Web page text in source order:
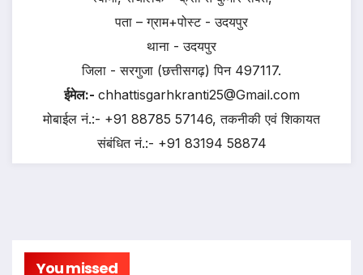
पता – ग्राम+पोस्ट - उदयपुर
थाना - उदयपुर
जिला - सरगुजा (छत्तीसगढ़) पिन 497117.
ईमेल:- chhattisgarhkranti25@Gmail.com
मोबाईल नं.:- +91 88785 57146, तकनीकी एवं शिकायत
संबंधित नं.:- +91 83194 58874
You missed